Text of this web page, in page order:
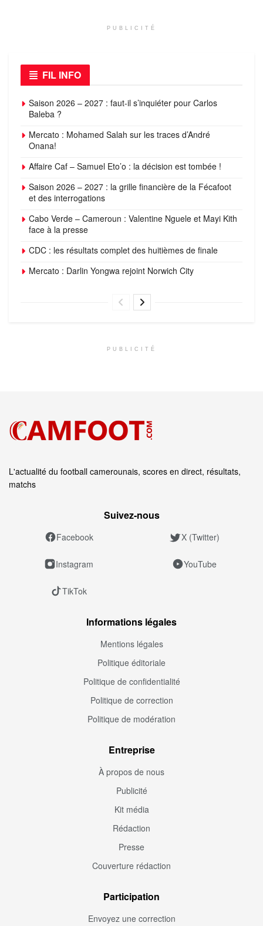
PUBLICITÉ
FIL INFO
Saison 2026 – 2027 : faut-il s’inquiéter pour Carlos
Baleba ?
Mercato : Mohamed Salah sur les traces d’André
Onana!
Affaire Caf – Samuel Eto’o : la décision est tombée !
Saison 2026 – 2027 : la grille financière de la Fécafoot
et des interrogations
Cabo Verde – Cameroun : Valentine Nguele et Mayi Kith
face à la presse
CDC : les résultats complet des huitièmes de finale
Mercato : Darlin Yongwa rejoint Norwich City
PUBLICITÉ
L'actualité du football camerounais, scores en direct, résultats,
matchs
Suivez‑nous
Facebook X (Twitter)
Instagram YouTube
TikTok
Informations légales
Mentions légales
Politique éditoriale
Politique de confidentialité
Politique de correction
Politique de modération
Entreprise
À propos de nous
Publicité
Kit média
Rédaction
Presse
Couverture rédaction
Participation
Envoyez une correction